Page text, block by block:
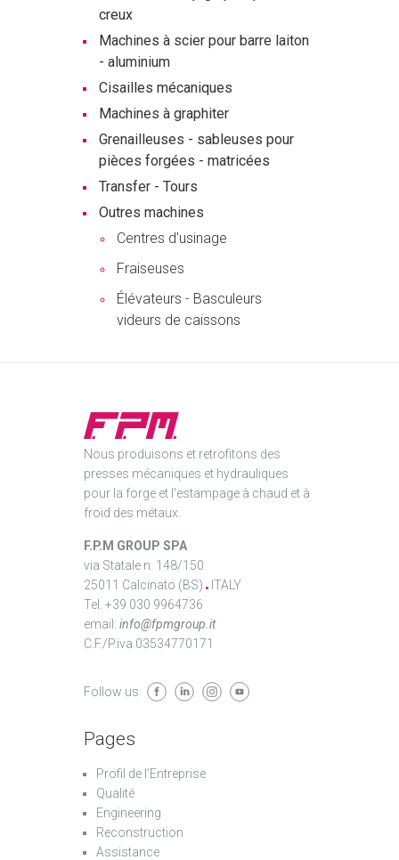
creux
Machines à scier pour barre laiton
- aluminium
Cisailles mécaniques
Machines à graphiter
Grenailleuses - sableuses pour
pièces forgées - matricées
Transfer - Tours
Outres machines
Centres d'usinage
Fraiseuses
Élévateurs - Basculeurs
videurs de caissons
Nous produisons et retrofitons des
presses mécaniques et hydrauliques
pour la forge et l'estampage à chaud et à
froid des métaux.
F.P.M GROUP SPA
via Statale n. 148/150
25011 Calcinato (BS)
ITALY
Tel. +39 030 9964736
email: info@fpmgroup.it
C.F./P.iva 03534770171
Follow us
Pages
Profil de l’Entreprise
Qualité
Engineering
Reconstruction
Assistance